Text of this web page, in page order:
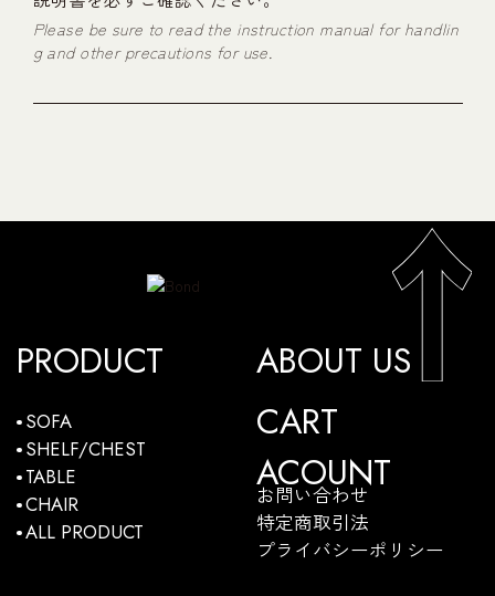
Please be sure to read the instruction manual for handlin
g and other precautions for use.
PRODUCT
SOFA
SHELF/CHEST
TABLE
CHAIR
ALL PRODUCT
ABOUT US
CART
ACOUNT
お問い合わせ
特定商取引法
プライバシーポリシー